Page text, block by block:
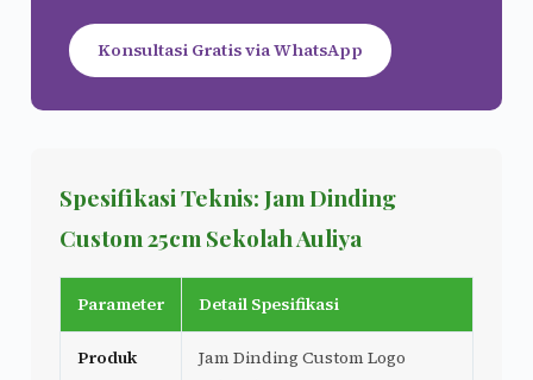
Konsultasi Gratis via WhatsApp
Spesifikasi Teknis: Jam Dinding
Custom 25cm Sekolah Auliya
Parameter Detail Spesifikasi
Produk
Jam Dinding Custom Logo